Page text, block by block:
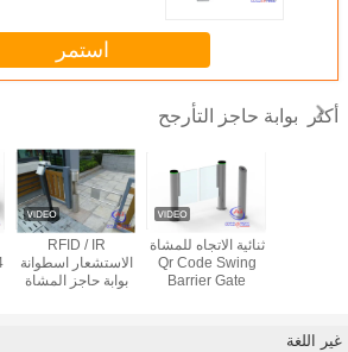
استمر
أكثر بوابة حاجز التأرجح
RFID / IR
الاستشعار اسطوانة
بوابة حاجز المشاة
ثنائية الاتجاه للمشاة
Qr Code Swing
Barrier Gate
غير اللغة